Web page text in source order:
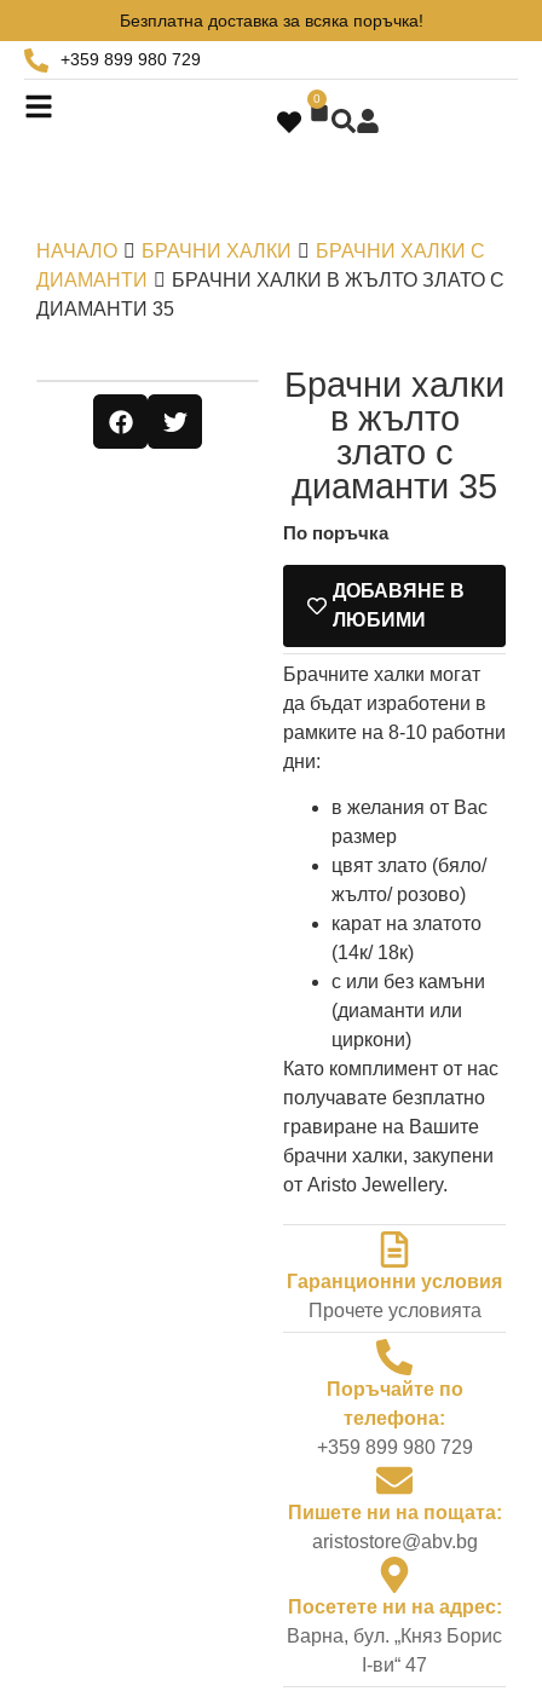
Безплатна доставка за всяка поръчка!
+359 899 980 729
0
НАЧАЛО БРАЧНИ ХАЛКИ
БРАЧНИ ХАЛКИ С
ДИАМАНТИ
БРАЧНИ ХАЛКИ В ЖЪЛТО ЗЛАТО С
ДИАМАНТИ 35
Брачни халки
в жълто
злато с
диаманти 35
По поръчка
ДОБАВЯНЕ В
ЛЮБИМИ
Брачните халки могат
да бъдат изработени в
рамките на 8-10 работни
дни:
в желания от Вас
размер
цвят злато (бяло/
жълто/ розово)
карат на златото
(14к/ 18к)
с или без камъни
(диаманти или
циркони)
Като комплимент от нас
получавате безплатно
гравиране на Вашите
брачни халки, закупени
от Aristo Jewellery.
Гаранционни условия
Прочете условията
Поръчайте по
телефона:
+359 899 980 729
Пишете ни на пощата:
aristostore@abv.bg
Посетете ни на адрес:
Варна, бул. „Княз Борис
I-ви“ 47